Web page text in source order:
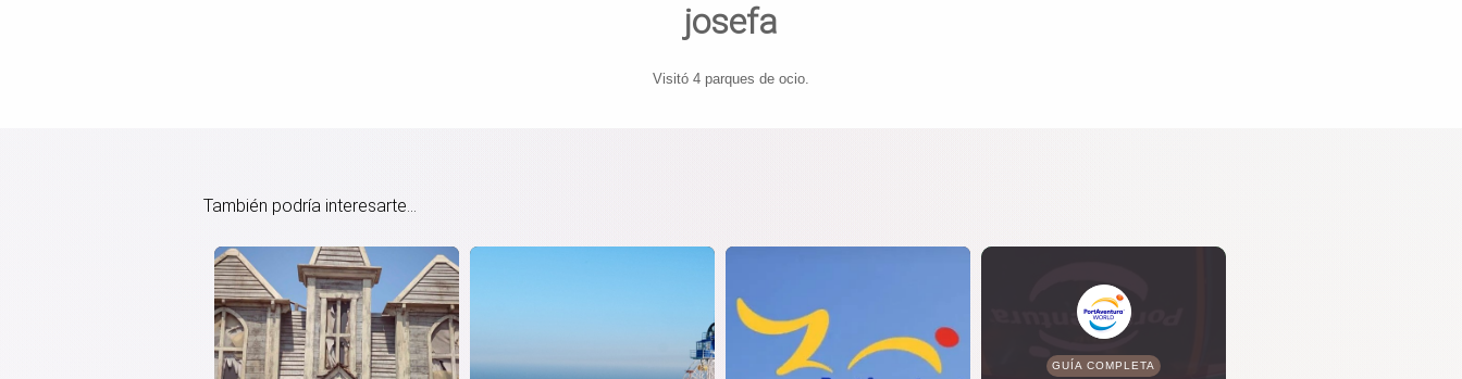
josefa
Visitó 4 parques de ocio.
También podría interesarte...
GUÍA COMPLETA